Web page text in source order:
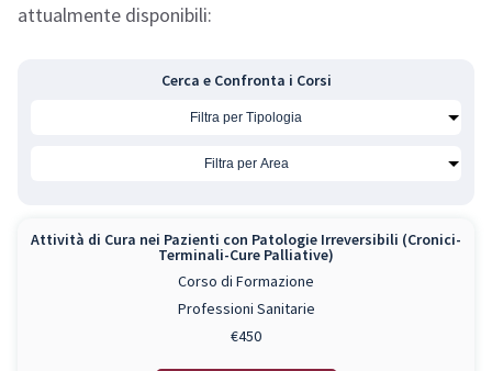
attualmente disponibili:
Cerca e Confronta i Corsi
Attività di Cura nei Pazienti con Patologie Irreversibili (Cronici-
Terminali-Cure Palliative)
Corso di Formazione
Professioni Sanitarie
€450